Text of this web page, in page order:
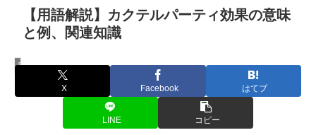
【用語解説】カクテルパーティ効果の意味
と例、関連知識
用語解説
X Facebook はてブ
LINE コピー